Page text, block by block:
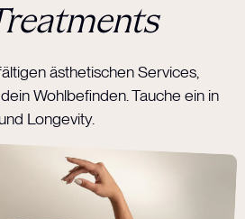
ästhetischen Services,
Wohlbefinden. Tauche ein in
Longevity.